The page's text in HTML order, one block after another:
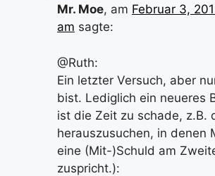
Mr. Moe, am Februar 3,
am sagte:
@Ruth:
Ein letzter Versuch, aber
bist. Lediglich ein neueres
ist die Zeit zu schade, z.B.
herauszusuchen, in denen
eine (Mit-)Schuld am
zuspricht.):